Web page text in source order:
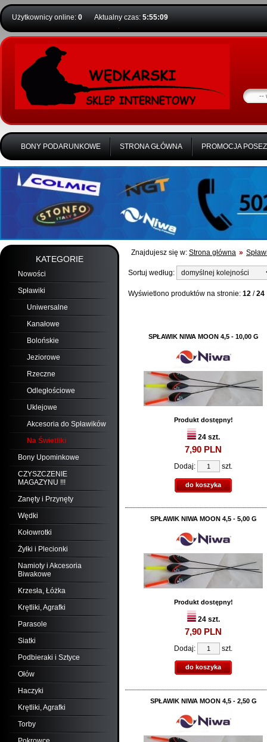
Użytkownicy online: 0 Aktualny czas: 5:55:10
BONY PODARUNKOWE STRONA GŁÓWNA PROMOCJA
KATEGORIE
Nowości
Spławiki
Uniwersalne
Kanałowe
Bolońskie
Jeziorowe
Rzeczne
Odległościowe
Uklejowe
Akcesoria do Spławików
Na Świetliki
Bony Upominkowe
CZYSZCZENIE
MAGAZYNU !!!
Zanęty i Przynęty
Wędki
Kołowrotki
Żyłki i Plecionki
Namioty i Akcesoria
Biwakowe
Krzesła, Łóżka
Krętliki, Agrafki
Parasole
Siatki
Podbieraki i Sztyce
Ołów
Haczyki
Krętliki, Agrafki
Torby
Znajdujesz się w: Strona główna »
Sortuj według:
Wyświetlono produktów na stronie: 12 /24
SPŁAWIK NIWA MOON 4,5 - 10,00 G
Produkt dostępny!
24 szt.
7,90 PLN
Dodaj: szt.
do koszyka
SPŁAWIK NIWA MOON 4,5 - 5,00 G
Produkt dostępny!
24 szt.
7,90 PLN
Dodaj: szt.
do koszyka
SPŁAWIK NIWA MOON 4,5 - 2,50 G